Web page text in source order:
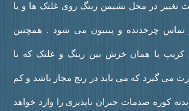
در محل نشیمن رینگ روی غلتک ها و یا
چرخدنده و پینیون می شود . همچنین
یا همان خزش بین رینگ و غلتک که با
گیرد که می باید در رنج مجاز باشد و کم
کوره صدمات جبران ناپذیری را وارد خواهد